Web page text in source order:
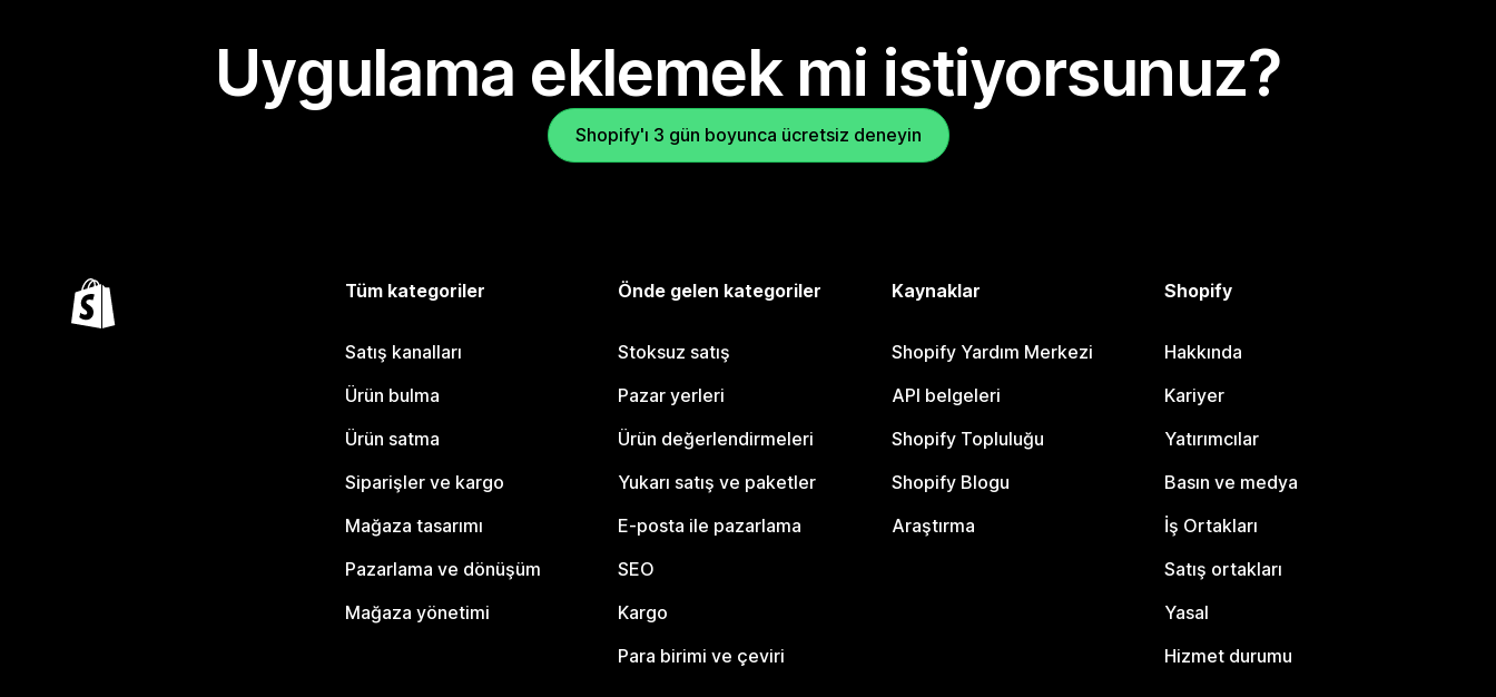
Uygulama eklemek mi istiyorsunuz?
Shopify'ı 3 gün boyunca ücretsiz deneyin
Tüm kategoriler
Satış kanalları
Ürün bulma
Ürün satma
Siparişler ve kargo
Mağaza tasarımı
Pazarlama ve dönüşüm
Mağaza yönetimi
Önde gelen kategoriler
Stoksuz satış
Pazar yerleri
Ürün değerlendirmeleri
Yukarı satış ve paketler
E-posta ile pazarlama
SEO
Kargo
Para birimi ve çeviri
Kaynaklar
Shopify Yardım Merkezi
API belgeleri
Shopify Topluluğu
Shopify Blogu
Araştırma
Shopify
Hakkında
Kariyer
Yatırımcılar
Basın ve medya
İş Ortakları
Satış ortakları
Yasal
Hizmet durumu